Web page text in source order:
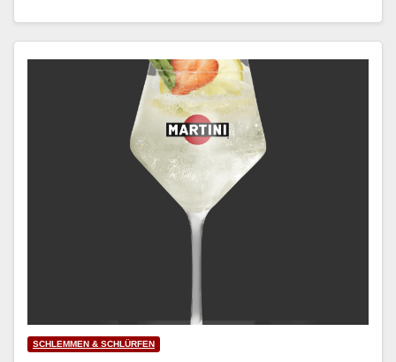
SCHLEMMEN & SCHLÜRFEN